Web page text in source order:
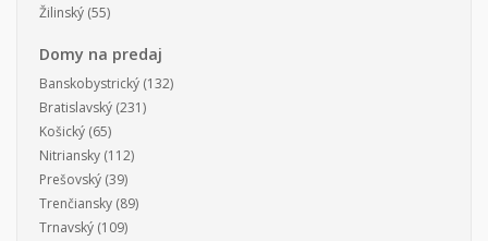
Žilinský (55)
Domy na predaj
Banskobystrický (132)
Bratislavský (231)
Košický (65)
Nitriansky (112)
Prešovský (39)
Trenčiansky (89)
Trnavský (109)